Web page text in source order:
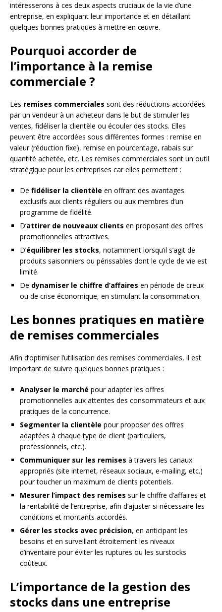
intéresserons à ces deux aspects cruciaux de la vie d’une
entreprise, en expliquant leur importance et en détaillant
quelques bonnes pratiques à mettre en œuvre.
Pourquoi accorder de
l’importance à la remise
commerciale ?
Les remises commerciales sont des réductions accordées
par un vendeur à un acheteur dans le but de stimuler les
ventes, fidéliser la clientèle ou écouler des stocks. Elles
peuvent être accordées sous différentes formes : remise en
valeur (réduction fixe), remise en pourcentage, rabais sur
quantité achetée, etc. Les remises commerciales sont un outil
stratégique pour les entreprises car elles permettent :
De fidéliser la clientèle en offrant des avantages
exclusifs aux clients réguliers ou aux membres d’un
programme de fidélité.
D’attirer de nouveaux clients en proposant des offres
promotionnelles attractives.
D’équilibrer les stocks, notamment lorsqu’il s’agit de
produits saisonniers ou périssables dont le cycle de vie est
limité.
De dynamiser le chiffre d’affaires en période de creux
ou de crise économique, en stimulant la consommation.
Les bonnes pratiques en matière
de remises commerciales
Afin d’optimiser l’utilisation des remises commerciales, il est
important de suivre quelques bonnes pratiques :
Analyser le marché pour adapter les offres
promotionnelles aux attentes des consommateurs et aux
pratiques de la concurrence.
Segmenter la clientèle pour proposer des offres
adaptées à chaque type de client (particuliers,
professionnels, etc.).
Communiquer sur les remises à travers les canaux
appropriés (site internet, réseaux sociaux, e-mailing, etc.)
pour toucher un maximum de clients potentiels.
Mesurer l’impact des remises sur le chiffre d’affaires et
la rentabilité de l’entreprise, afin d’ajuster si nécessaire les
conditions et montants accordés.
Gérer les stocks avec précision, en anticipant les
besoins et en surveillant étroitement les niveaux
d’inventaire pour éviter les ruptures ou les surstocks
coûteux.
L’importance de la gestion des
stocks dans une entreprise